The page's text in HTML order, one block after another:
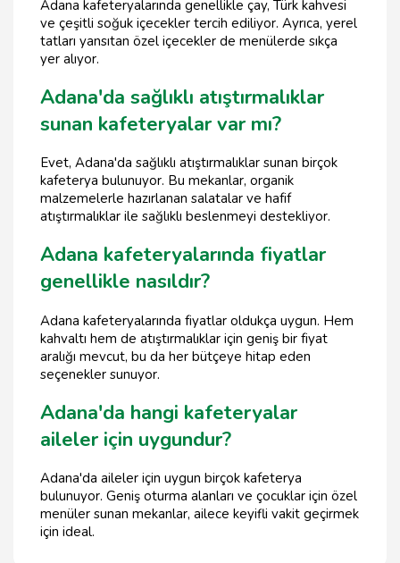
Adana kafeteryalarında genellikle çay, Türk kahvesi
ve çeşitli soğuk içecekler tercih ediliyor. Ayrıca, yerel
tatları yansıtan özel içecekler de menülerde sıkça
yer alıyor.
Adana'da sağlıklı atıştırmalıklar
sunan kafeteryalar var mı?
Evet, Adana'da sağlıklı atıştırmalıklar sunan birçok
kafeterya bulunuyor. Bu mekanlar, organik
malzemelerle hazırlanan salatalar ve hafif
atıştırmalıklar ile sağlıklı beslenmeyi destekliyor.
Adana kafeteryalarında fiyatlar
genellikle nasıldır?
Adana kafeteryalarında fiyatlar oldukça uygun. Hem
kahvaltı hem de atıştırmalıklar için geniş bir fiyat
aralığı mevcut, bu da her bütçeye hitap eden
seçenekler sunuyor.
Adana'da hangi kafeteryalar
aileler için uygundur?
Adana'da aileler için uygun birçok kafeterya
bulunuyor. Geniş oturma alanları ve çocuklar için özel
menüler sunan mekanlar, ailece keyifli vakit geçirmek
için ideal.